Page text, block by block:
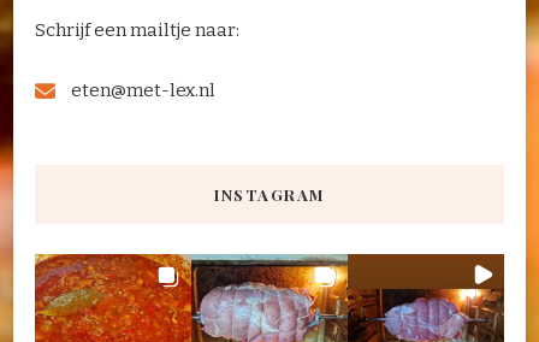
Schrijf een mailtje naar:
eten@met-lex.nl
INSTAGRAM